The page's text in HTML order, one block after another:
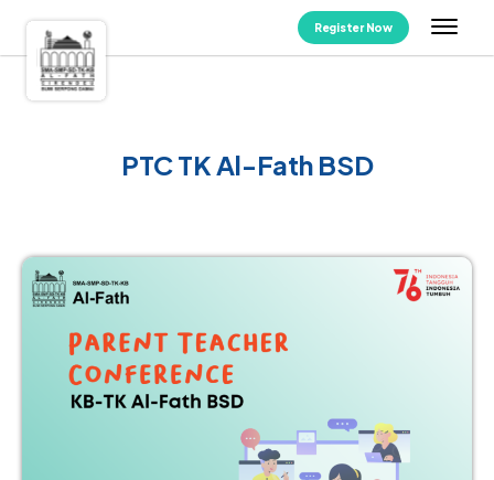
Register Now
PTC TK Al-Fath BSD